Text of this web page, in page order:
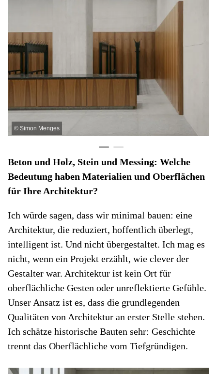
© Simon Menges
Beton und Holz, Stein und Messing: Welche
Bedeutung haben Materialien und Oberflächen
für Ihre Architektur?
Ich würde sagen, dass wir minimal bauen: eine
Architektur, die reduziert, hoffentlich überlegt,
intelligent ist. Und nicht übergestaltet. Ich mag es
nicht, wenn ein Projekt erzählt, wie clever der
Gestalter war. Architektur ist kein Ort für
oberflächliche Gesten oder unreflektierte Gefühle.
Unser Ansatz ist es, dass die grundlegenden
Qualitäten von Architektur an erster Stelle stehen.
Ich schätze historische Bauten sehr: Geschichte
trennt das Oberflächliche vom Tiefgründigen.